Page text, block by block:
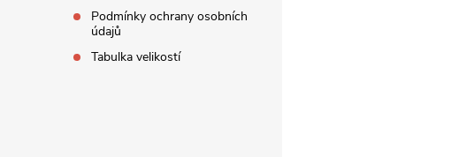
Podmínky ochrany osobních
údajů
Tabulka velikostí